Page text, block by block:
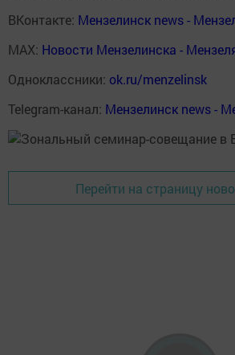
ВКонтакте: Мензелинск news -
MAX: Новости Мензелинска -
Одноклассники: ok.ru/menzelinsk
Telegram-канал: Мензелинск news -
Перейти на страницу